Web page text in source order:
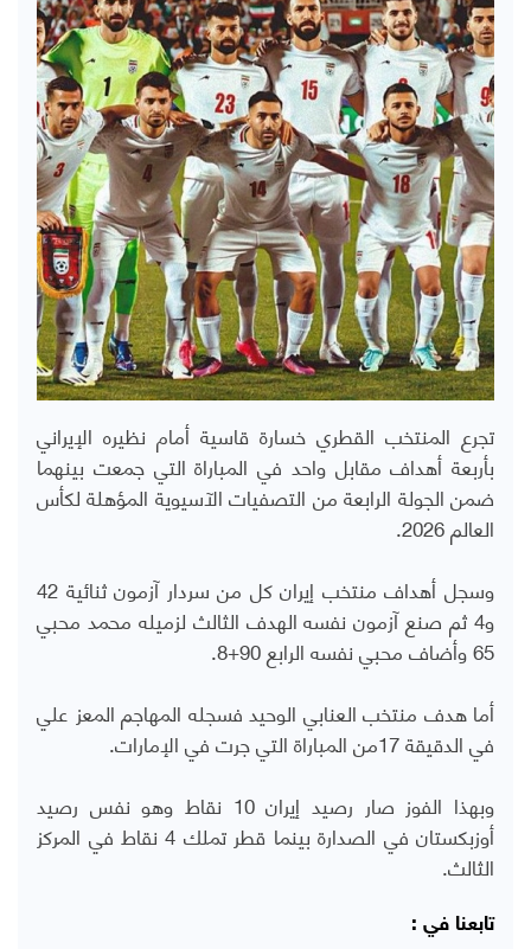
تجرع المنتخب القطري خسارة قاسية أمام نظيره الإيراني
بأربعة أهداف مقابل واحد في المباراة التي جمعت بينهما
ضمن الجولة الرابعة من التصفيات الآسيوية المؤهلة لكأس
العالم 2026.
وسجل أهداف منتخب إيران كل من سردار آزمون ثنائية 42
و4 ثم صنع آزمون نفسه الهدف الثالث لزميله محمد محبي
65 وأضاف محبي نفسه الرابع 90+8.
أما هدف منتخب العنابي الوحيد فسجله المهاجم المعز علي
في الدقيقة 17من المباراة التي جرت في الإمارات.
وبهذا الفوز صار رصيد إيران 10 نقاط وهو نفس رصيد
أوزبكستان في الصدارة بينما قطر تملك 4 نقاط في المركز
الثالث.
تابعنا في :